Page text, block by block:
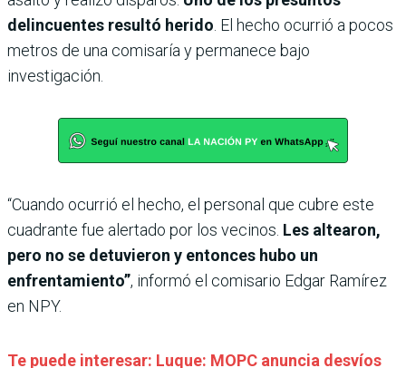
delincuentes resultó herido . El hecho ocurrió a pocos
metros de una comisaría y permanece bajo
investigación.
“Cuando ocurrió el hecho, el personal que cubre este
cuadrante fue alertado por los vecinos. Les altearon,
pero no se detuvieron y entonces hubo un
enfrentamiento”, informó el comisario Edgar Ramírez
en NPY.
Te puede interesar: Luque: MOPC anuncia desvíos